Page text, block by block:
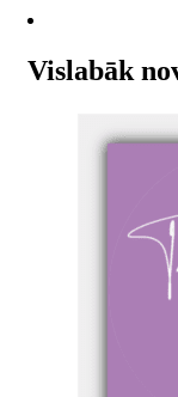
Vislabāk